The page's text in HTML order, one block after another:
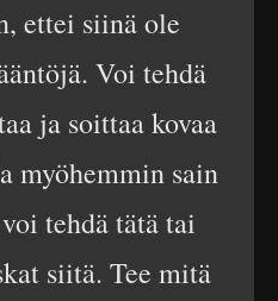
ettei siinä ole
Voi tehdä
ja soittaa kovaa
myöhemmin sain
tehdä tätä tai
siitä. Tee mitä